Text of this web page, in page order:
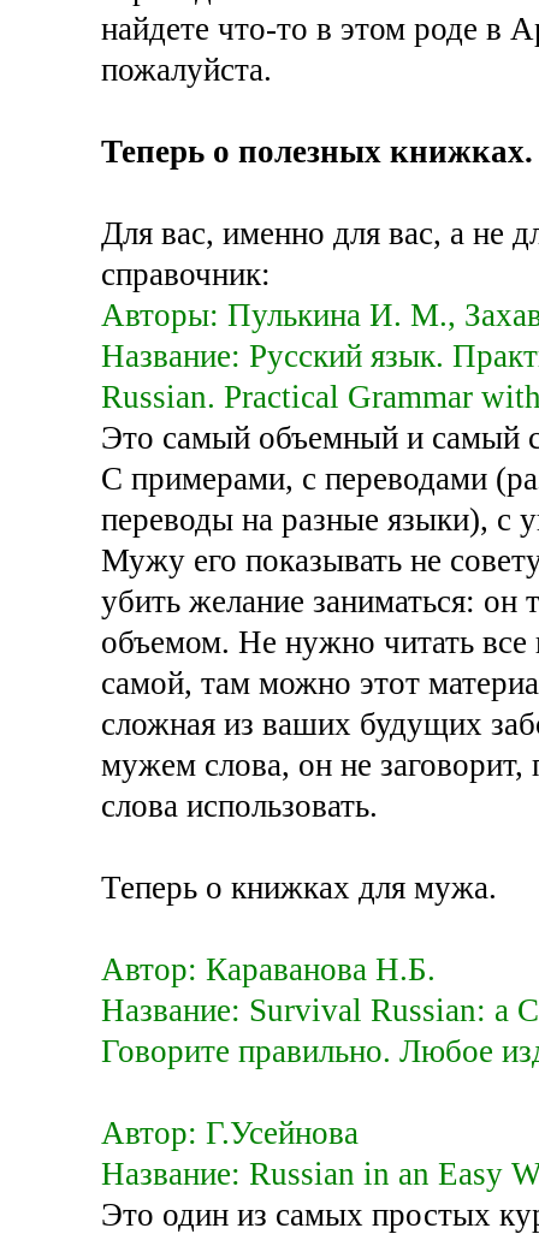
найдете что-то в этом роде в
пожалуйста.
Теперь о полезных книжках.
Для вас, именно для вас, а не
справочник:
Авторы: Пулькина И. М.,
Название: Русский язык.
Russian. Practical Grammar
Это самый объемный и самый
С примерами, с переводами
переводы на разные языки), с
Мужу его показывать не
убить желание заниматься: он
объемом. Не нужно читать все
самой, там можно этот
сложная из ваших будущих
мужем слова, он не заговорит,
слова использовать.
Теперь о книжках для мужа.
Автор: Караванова Н.Б.
Название: Survival Russian: а
Говорите правильно. Любое
Автор: Г.Усейнова
Название: Russian in an Easy
Это один из самых простых